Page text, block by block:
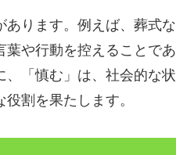
ります。例えば、葬式
葉や行動を控えることで
「慎む」は、社会的な
割を果たします。